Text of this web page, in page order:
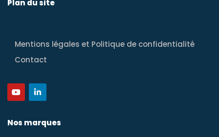
Plan du site
Mentions légales et Politique de confidentialité
Contact
Nos marques